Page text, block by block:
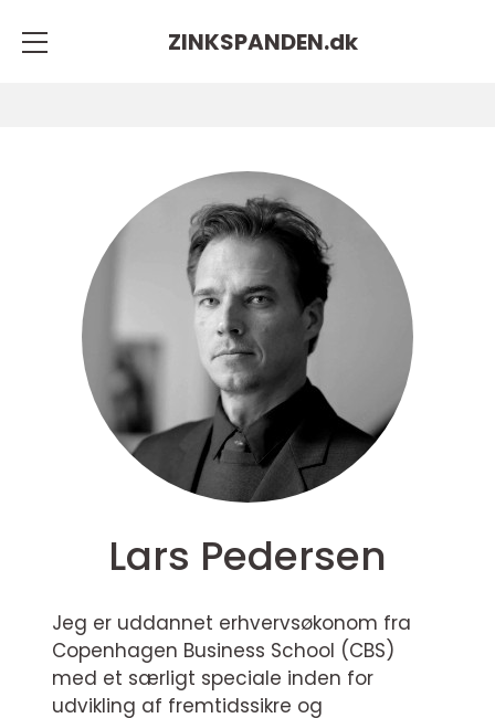
ZINKSPANDEN.dk
Lars Pedersen
Jeg er uddannet erhvervsøkonom fra
Copenhagen Business School (CBS)
med et særligt speciale inden for
udvikling af fremtidssikre og